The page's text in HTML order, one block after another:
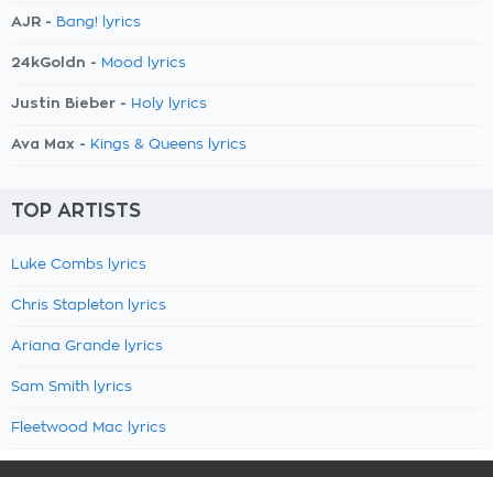
AJR - Bang! lyrics
24kGoldn - Mood lyrics
Justin Bieber - Holy lyrics
Ava Max - Kings & Queens lyrics
TOP ARTISTS
Luke Combs lyrics
Chris Stapleton lyrics
Ariana Grande lyrics
Sam Smith lyrics
Fleetwood Mac lyrics